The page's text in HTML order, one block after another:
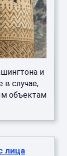
и
случае,
объектам
лица